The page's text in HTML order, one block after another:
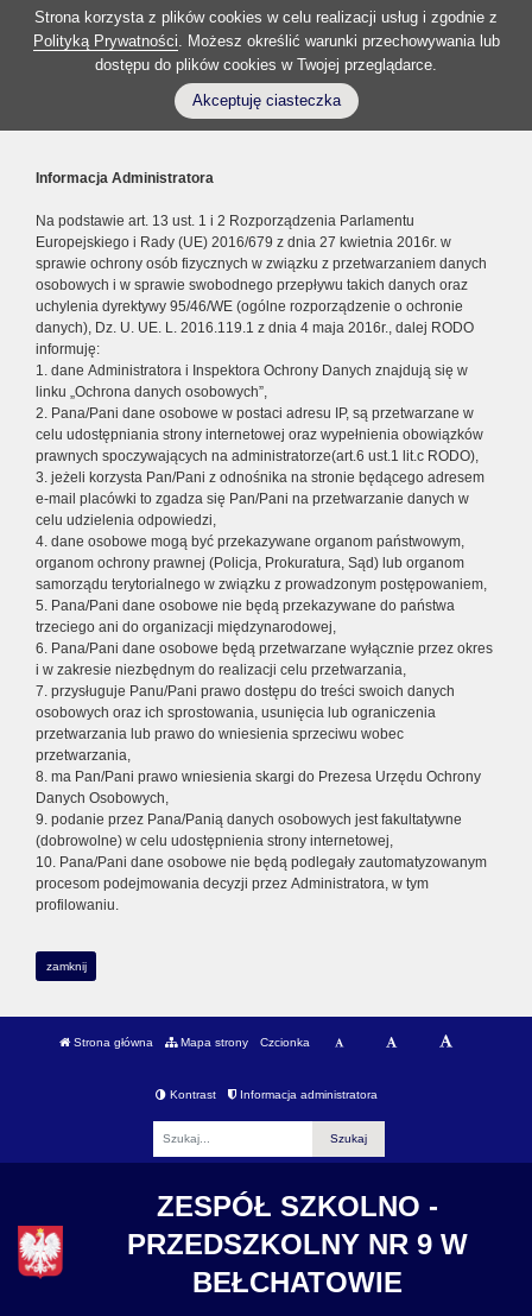
Strona korzysta z plików cookies w celu realizacji usług i zgodnie z
Polityką Prywatności. Możesz określić warunki przechowywania lub
dostępu do plików cookies w Twojej przeglądarce.
Akceptuję ciasteczka
Informacja Administratora
Na podstawie art. 13 ust. 1 i 2 Rozporządzenia Parlamentu
Europejskiego i Rady (UE) 2016/679 z dnia 27 kwietnia 2016r. w
sprawie ochrony osób fizycznych w związku z przetwarzaniem danych
osobowych i w sprawie swobodnego przepływu takich danych oraz
uchylenia dyrektywy 95/46/WE (ogólne rozporządzenie o ochronie
danych), Dz. U. UE. L. 2016.119.1 z dnia 4 maja 2016r., dalej RODO
informuję:
1. dane Administratora i Inspektora Ochrony Danych znajdują się w
linku „Ochrona danych osobowych”,
2. Pana/Pani dane osobowe w postaci adresu IP, są przetwarzane w
celu udostępniania strony internetowej oraz wypełnienia obowiązków
prawnych spoczywających na administratorze(art.6 ust.1 lit.c RODO),
3. jeżeli korzysta Pan/Pani z odnośnika na stronie będącego adresem
e-mail placówki to zgadza się Pan/Pani na przetwarzanie danych w
celu udzielenia odpowiedzi,
4. dane osobowe mogą być przekazywane organom państwowym,
organom ochrony prawnej (Policja, Prokuratura, Sąd) lub organom
samorządu terytorialnego w związku z prowadzonym postępowaniem,
5. Pana/Pani dane osobowe nie będą przekazywane do państwa
trzeciego ani do organizacji międzynarodowej,
6. Pana/Pani dane osobowe będą przetwarzane wyłącznie przez okres
i w zakresie niezbędnym do realizacji celu przetwarzania,
7. przysługuje Panu/Pani prawo dostępu do treści swoich danych
osobowych oraz ich sprostowania, usunięcia lub ograniczenia
przetwarzania lub prawo do wniesienia sprzeciwu wobec
przetwarzania,
8. ma Pan/Pani prawo wniesienia skargi do Prezesa Urzędu Ochrony
Danych Osobowych,
9. podanie przez Pana/Panią danych osobowych jest fakultatywne
(dobrowolne) w celu udostępnienia strony internetowej,
10. Pana/Pani dane osobowe nie będą podlegały zautomatyzowanym
procesom podejmowania decyzji przez Administratora, w tym
profilowaniu.
zamknij
Strona główna Mapa strony Czcionka
Kontrast Informacja administratora
ZESPÓŁ SZKOLNO -
PRZEDSZKOLNY NR 9 W
BEŁCHATOWIE